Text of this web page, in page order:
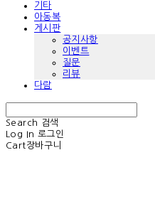
기타
아동복
게시판
공지사항
이벤트
질문
리뷰
다람
Search
검색
Log In 로그인
Cart장바구니